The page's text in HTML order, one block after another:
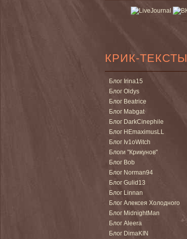
КРИК-ТЕКСТЫ
Блог Irina15
Блог Oldys
Блог Beatrice
Блог Mabgat
Блог DarkCinephile
Блог HEmaximusLL
Блог Iv1oWitch
Блоги "Крикунов"
Блог Bob
Блог Norman94
Блог Gulid13
Блог Linnan
Блог Алексея Холодного
Блог MidnightMan
Блог Aleera
Блог DimaKIN